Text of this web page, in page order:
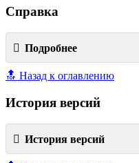
Справка
Подробнее
🔝 Назад к оглавлению
История версий
История версий